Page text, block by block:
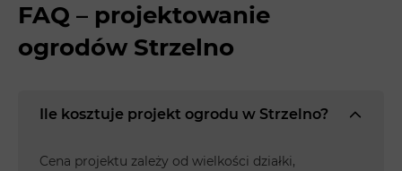
FAQ – projektowanie
ogrodów Strzelno
Ile kosztuje projekt ogrodu w Strzelno?
Cena projektu zależy od wielkości działki,